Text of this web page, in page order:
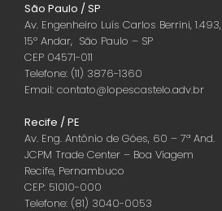
São Paulo / SP
Av. Engenheiro Luís Carlos Berrini, 1.493,
15º Andar, São Paulo – SP
CEP 04571-011
Telefone: (11) 3876-1360
Email: contato@lopescastelo.adv.br
Recife / PE
Av. Eng. Antônio de Góes, 60 – 7ª And.
JCPM Trade Center – Boa Viagem
Recife, Pernambuco
CEP: 51010-000
Telefone: (81) 3040-0053